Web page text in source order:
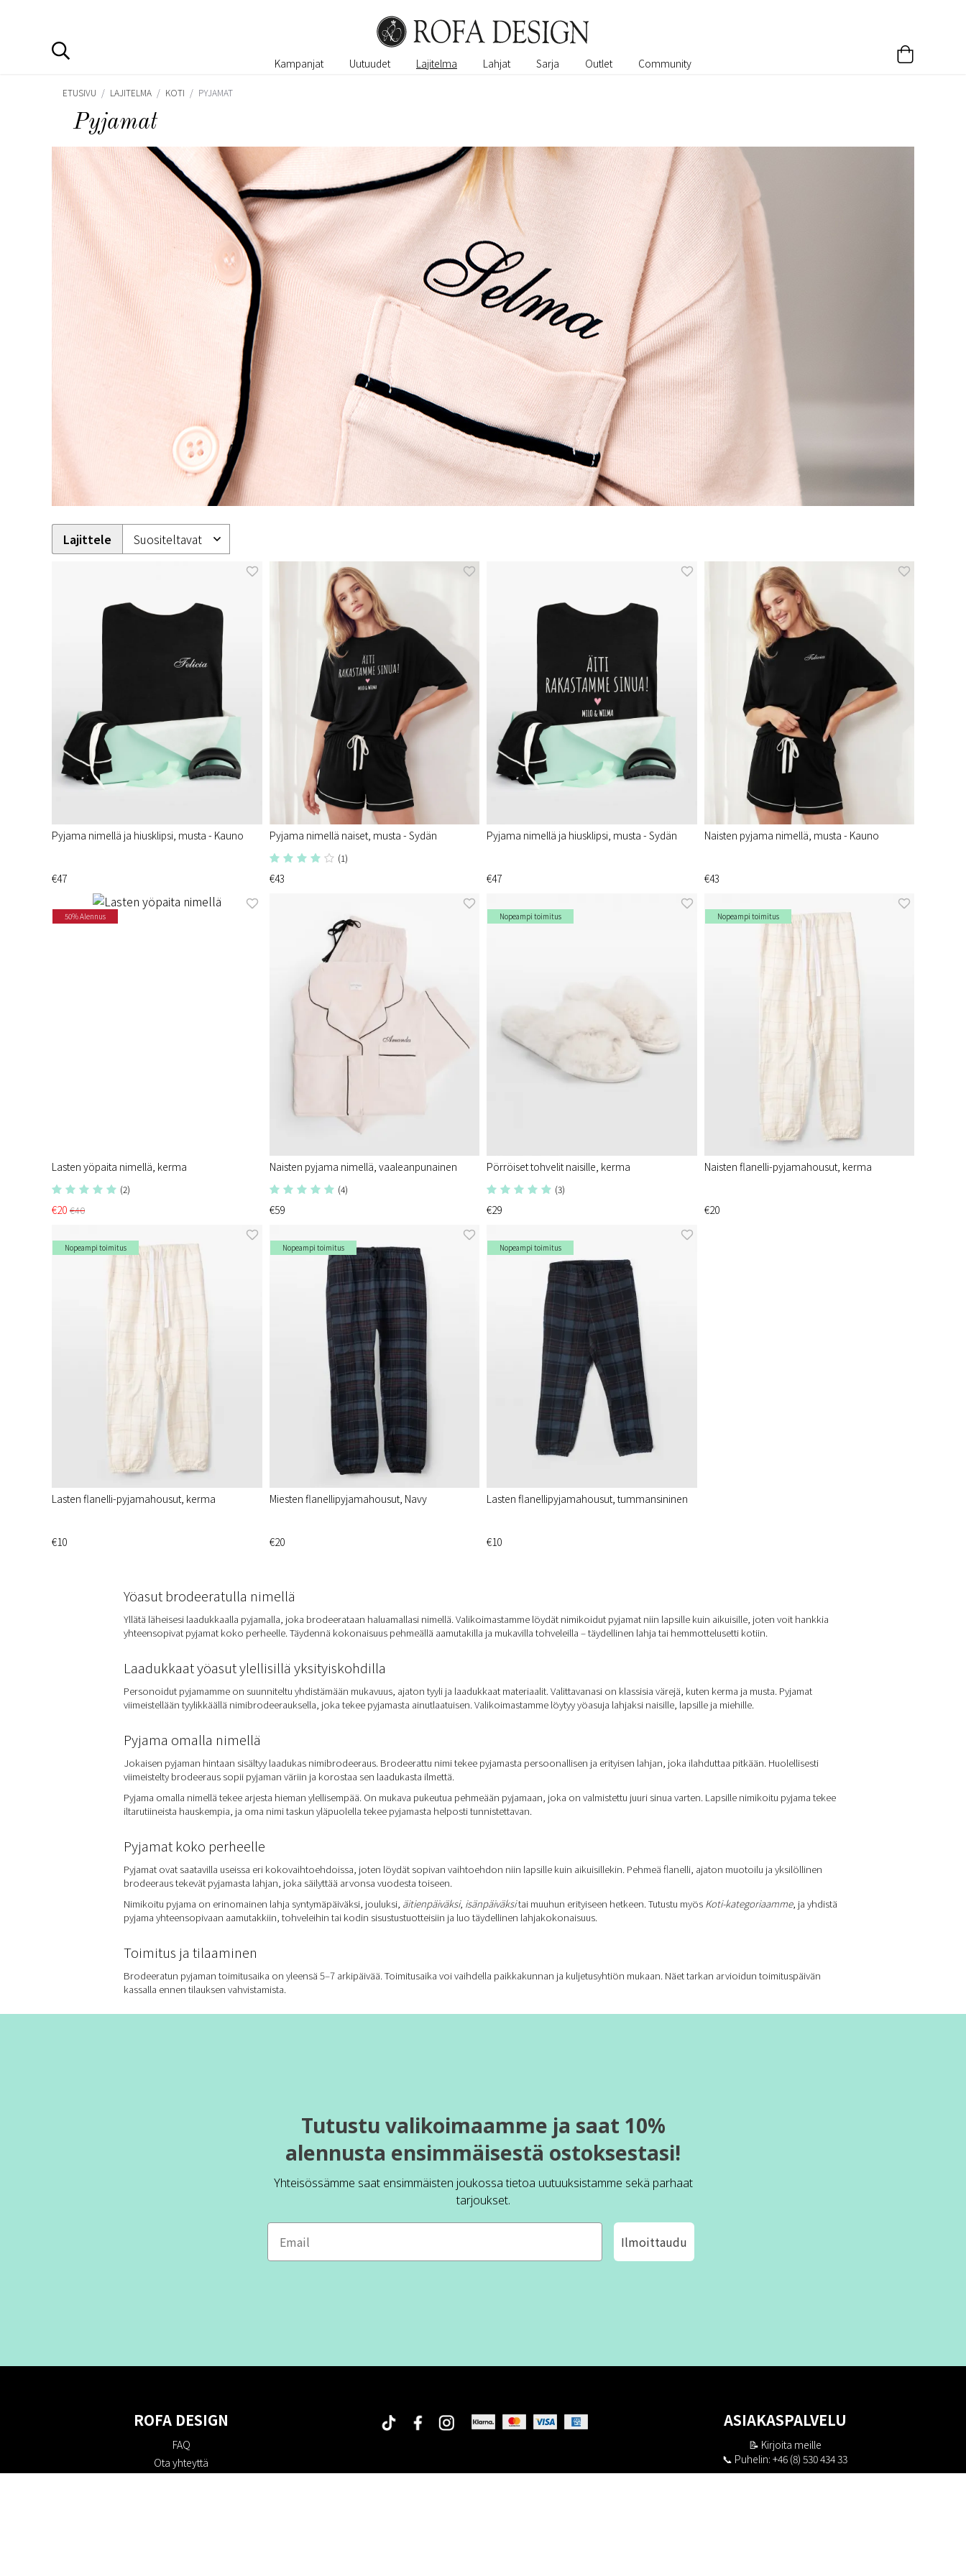
Kampanjat Uutuudet Lajitelma Lahjat Sarja Outlet Community
ETUSIVU / LAJITELMA / KOTI / PYJAMAT
Pyjamat
Lajittele
Pyjama nimellä ja hiusklipsi, musta - Kauno
€47
Pyjama nimellä naiset, musta - Sydän
(1)
€43
Pyjama nimellä ja hiusklipsi, musta - Sydän
€47
Naisten pyjama nimellä, musta - Kauno
€43
50% Alennus
Lasten yöpaita nimellä, kerma
(2)
€20 €40
Naisten pyjama nimellä, vaaleanpunainen
(4)
€59
Nopeampi toimitus
Pörröiset tohvelit naisille, kerma
(3)
€29
Nopeampi toimitus
Naisten flanelli-pyjamahousut, kerma
€20
Nopeampi toimitus
Lasten flanelli-pyjamahousut, kerma
€10
Nopeampi toimitus
Miesten flanellipyjamahousut, Navy
€20
Nopeampi toimitus
Lasten flanellipyjamahousut, tummansininen
€10
Yöasut brodeeratulla nimellä
Yllätä läheisesi laadukkaalla pyjamalla, joka brodeerataan haluamallasi nimellä. Valikoimastamme löydät nimikoidut pyjamat niin lapsille kuin aikuisille, joten voit hankkia
yhteensopivat pyjamat koko perheelle. Täydennä kokonaisuus pehmeällä aamutakilla ja mukavilla tohveleilla – täydellinen lahja tai hemmottelusetti kotiin.
Laadukkaat yöasut ylellisillä yksityiskohdilla
Personoidut pyjamamme on suunniteltu yhdistämään mukavuus, ajaton tyyli ja laadukkaat materiaalit. Valittavanasi on klassisia värejä, kuten kerma ja musta. Pyjamat
viimeistellään tyylikkäällä nimibrodeerauksella, joka tekee pyjamasta ainutlaatuisen. Valikoimastamme löytyy yöasuja lahjaksi naisille, lapsille ja miehille.
Pyjama omalla nimellä
Jokaisen pyjaman hintaan sisältyy laadukas nimibrodeeraus. Brodeerattu nimi tekee pyjamasta persoonallisen ja erityisen lahjan, joka ilahduttaa pitkään. Huolellisesti
viimeistelty brodeeraus sopii pyjaman väriin ja korostaa sen laadukasta ilmettä.
Pyjama omalla nimellä tekee arjesta hieman ylellisempää. On mukava pukeutua pehmeään pyjamaan, joka on valmistettu juuri sinua varten. Lapsille nimikoitu pyjama tekee
iltarutiineista hauskempia, ja oma nimi taskun yläpuolella tekee pyjamasta helposti tunnistettavan.
Pyjamat koko perheelle
Pyjamat ovat saatavilla useissa eri kokovaihtoehdoissa, joten löydät sopivan vaihtoehdon niin lapsille kuin aikuisillekin. Pehmeä flanelli, ajaton muotoilu ja yksilöllinen
brodeeraus tekevät pyjamasta lahjan, joka säilyttää arvonsa vuodesta toiseen.
Nimikoitu pyjama on erinomainen lahja syntymäpäiväksi, jouluksi, äitienpäiväksi, isänpäiväksitai muuhun erityiseen hetkeen. Tutustu myös Koti-kategoriaamme, ja yhdistä
pyjama yhteensopivaan aamutakkiin, tohveleihin tai kodin sisustustuotteisiin ja luo täydellinen lahjakokonaisuus.
Toimitus ja tilaaminen
Brodeeratun pyjaman toimitusaika on yleensä 5–7 arkipäivää. Toimitusaika voi vaihdella paikkakunnan ja kuljetusyhtiön mukaan. Näet tarkan arvioidun toimituspäivän
kassalla ennen tilauksen vahvistamista.
Tutustu valikoimaamme ja saat 10%
alennusta ensimmäisestä ostoksestasi!
Yhteisössämme saat ensimmäisten joukossa tietoa uutuuksistamme sekä parhaat
tarjoukset.
Ilmoittaudu
ROFA DESIGN
FAQ
Ota yhteyttä
ASIAKASPALVELU
📝 Kirjoita meille
📞 Puhelin: +46 (8) 530 434 33
Maanantai - Torstai klo 10.00 - 17.00